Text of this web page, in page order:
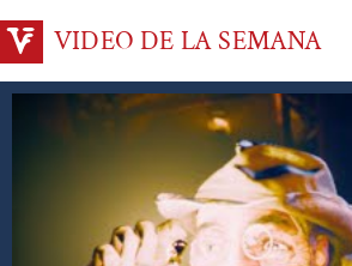
VIDEO DE LA SEMANA